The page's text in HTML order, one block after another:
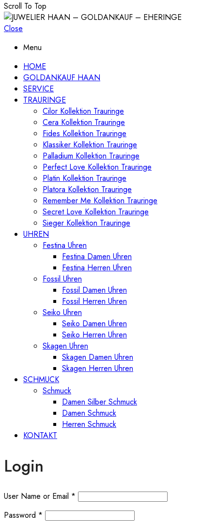
Scroll To Top
Close
Menu
HOME
GOLDANKAUF HAAN
SERVICE
TRAURINGE
Cilor Kollektion Trauringe
Cera Kollektion Trauringe
Fides Kollektion Trauringe
Klassiker Kollektion Trauringe
Palladium Kollektion Trauringe
Perfect Love Kollektion Trauringe
Platin Kollektion Trauringe
Platora Kollektion Trauringe
Remember Me Kollektion Trauringe
Secret Love Kollektion Trauringe
Sieger Kollektion Trauringe
UHREN
Festina Uhren
Festina Damen Uhren
Festina Herren Uhren
Fossil Uhren
Fossil Damen Uhren
Fossil Herren Uhren
Seiko Uhren
Seiko Damen Uhren
Seiko Herren Uhren
Skagen Uhren
Skagen Damen Uhren
Skagen Herren Uhren
SCHMUCK
Schmuck
Damen Silber Schmuck
Damen Schmuck
Herren Schmuck
KONTAKT
Login
User Name or Email *
Password *